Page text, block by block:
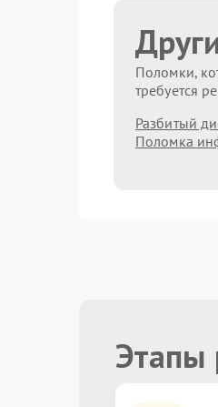
Поломки,
требуется
Разбитый
Поломка
Этапы